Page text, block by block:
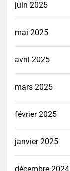
juin 2025
mai 2025
avril 2025
mars 2025
février 2025
janvier 2025
décembre 2024